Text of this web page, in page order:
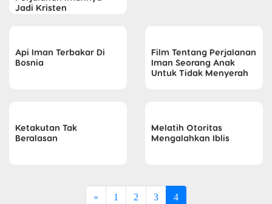
Jadi Kristen
Api Iman Terbakar Di
Bosnia
Film Tentang Perjalanan
Iman Seorang Anak
Untuk Tidak Menyerah
Ketakutan Tak
Beralasan
Melatih Otoritas
Mengalahkan Iblis
« 1 2 3 4